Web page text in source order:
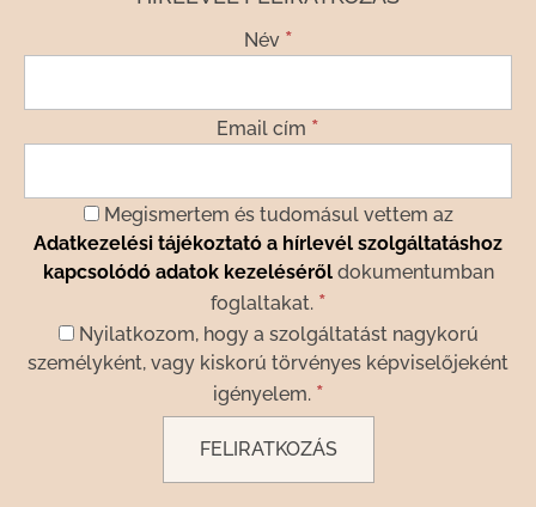
Név *
Email cím *
Megismertem és tudomásul vettem az
Adatkezelési tájékoztató a hírlevél szolgáltatáshoz
kapcsolódó adatok kezelésérőldokumentumban
foglaltakat. *
Nyilatkozom, hogy a szolgáltatást nagykorú
személyként, vagy kiskorú törvényes képviselőjeként
igényelem. *